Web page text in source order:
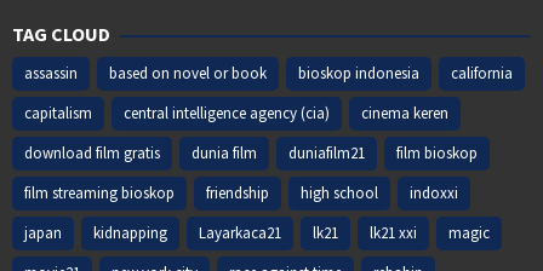
TAG CLOUD
assassin based on novel or book bioskop indonesia
california
capitalism
central intelligence agency (cia)
cinema keren
download film gratis
dunia film duniafilm21
film bioskop
film streaming bioskop
friendship high school
indoxxi
japan
kidnapping Layarkaca21 lk21 lk21 xxi
magic